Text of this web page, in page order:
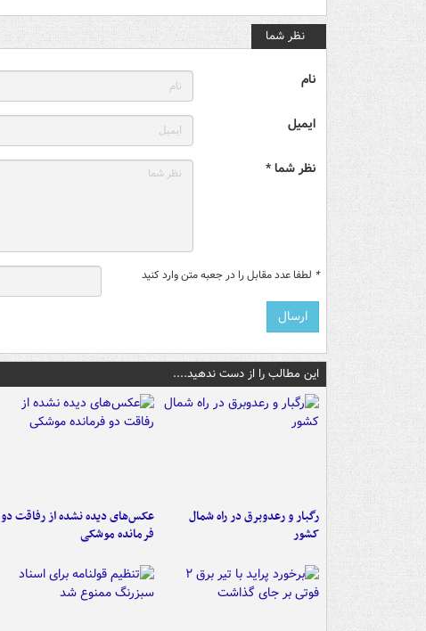
نظر شما
نام
ایمیل
نظر شما *
* لطفا عدد مقابل را در جعبه متن وارد کنید
این مطالب را از دست ندهید....
رگبار و رعدوبرق در راه شمال
کشور
عکس‌های دیده نشده از رفاقت دو
فرمانده‌ موشکی